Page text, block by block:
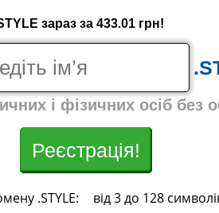
зараз за 433.01 грн!
і фізичних осіб без
Реєстрація!
.STYLE:
від 3 до 128